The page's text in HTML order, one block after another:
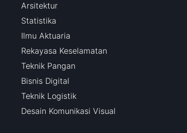
Arsitektur
Statistika
Ilmu Aktuaria
Rekayasa Keselamatan
Teknik Pangan
Bisnis Digital
Teknik Logistik
Desain Komunikasi Visual